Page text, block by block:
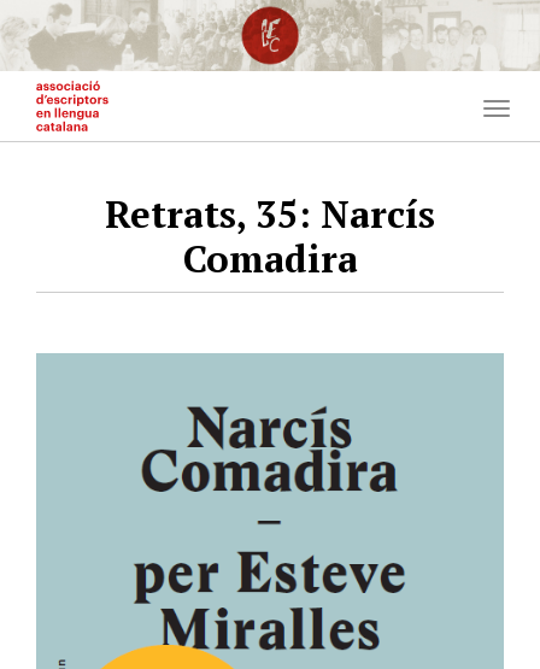
Vés
al
contingut
Retrats, 35: Narcís
Comadira